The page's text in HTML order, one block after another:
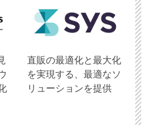
直販の最適化と最大化
を実現する、最適なソ
リューションを提供